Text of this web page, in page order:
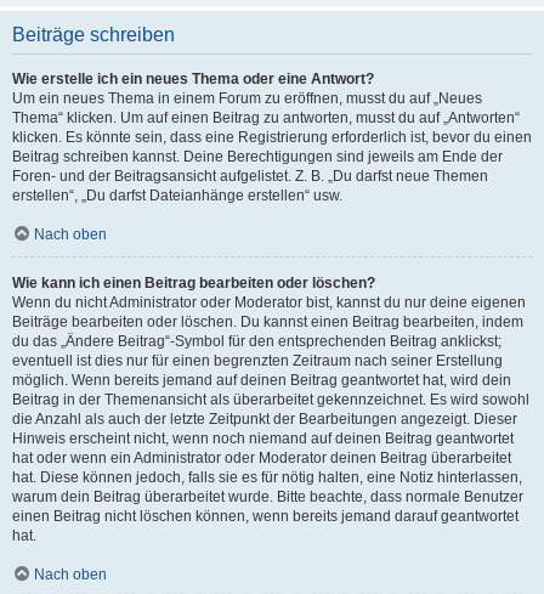
Beiträge schreiben
Wie erstelle ich ein neues Thema oder eine Antwort?
Um ein neues Thema in einem Forum zu eröffnen, musst du auf „Neues
Thema“ klicken. Um auf einen Beitrag zu antworten, musst du auf „Antworten“
klicken. Es könnte sein, dass eine Registrierung erforderlich ist, bevor du einen
Beitrag schreiben kannst. Deine Berechtigungen sind jeweils am Ende der
Foren- und der Beitragsansicht aufgelistet. Z. B. „Du darfst neue Themen
erstellen“, „Du darfst Dateianhänge erstellen“ usw.
Nach oben
Wie kann ich einen Beitrag bearbeiten oder löschen?
Wenn du nicht Administrator oder Moderator bist, kannst du nur deine eigenen
Beiträge bearbeiten oder löschen. Du kannst einen Beitrag bearbeiten, indem
du das „Ändere Beitrag“-Symbol für den entsprechenden Beitrag anklickst;
eventuell ist dies nur für einen begrenzten Zeitraum nach seiner Erstellung
möglich. Wenn bereits jemand auf deinen Beitrag geantwortet hat, wird dein
Beitrag in der Themenansicht als überarbeitet gekennzeichnet. Es wird sowohl
die Anzahl als auch der letzte Zeitpunkt der Bearbeitungen angezeigt. Dieser
Hinweis erscheint nicht, wenn noch niemand auf deinen Beitrag geantwortet
hat oder wenn ein Administrator oder Moderator deinen Beitrag überarbeitet
hat. Diese können jedoch, falls sie es für nötig halten, eine Notiz hinterlassen,
warum dein Beitrag überarbeitet wurde. Bitte beachte, dass normale Benutzer
einen Beitrag nicht löschen können, wenn bereits jemand darauf geantwortet
hat.
Nach oben